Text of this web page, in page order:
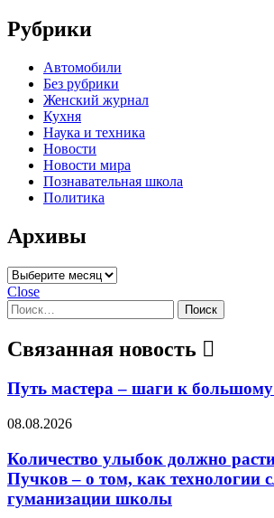
Рубрики
Автомобили
Без рубрики
Женский журнал
Кухня
Наука и техника
Новости
Новости мира
Познавательная школа
Политика
Архивы
Архивы
Close
Найти:
Связанная новость
Путь мастера – шаги к большому
08.08.2026
Количество улыбок должно
Пучков – о том, как технологии
гуманизации школы